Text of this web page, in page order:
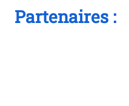
Partenaires :